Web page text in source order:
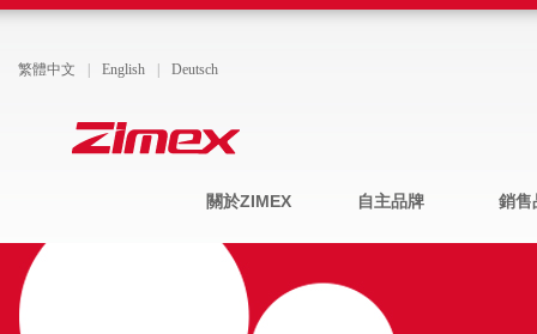
繁體中文 English Deutsch
關於ZIMEX 自主品牌 銷售